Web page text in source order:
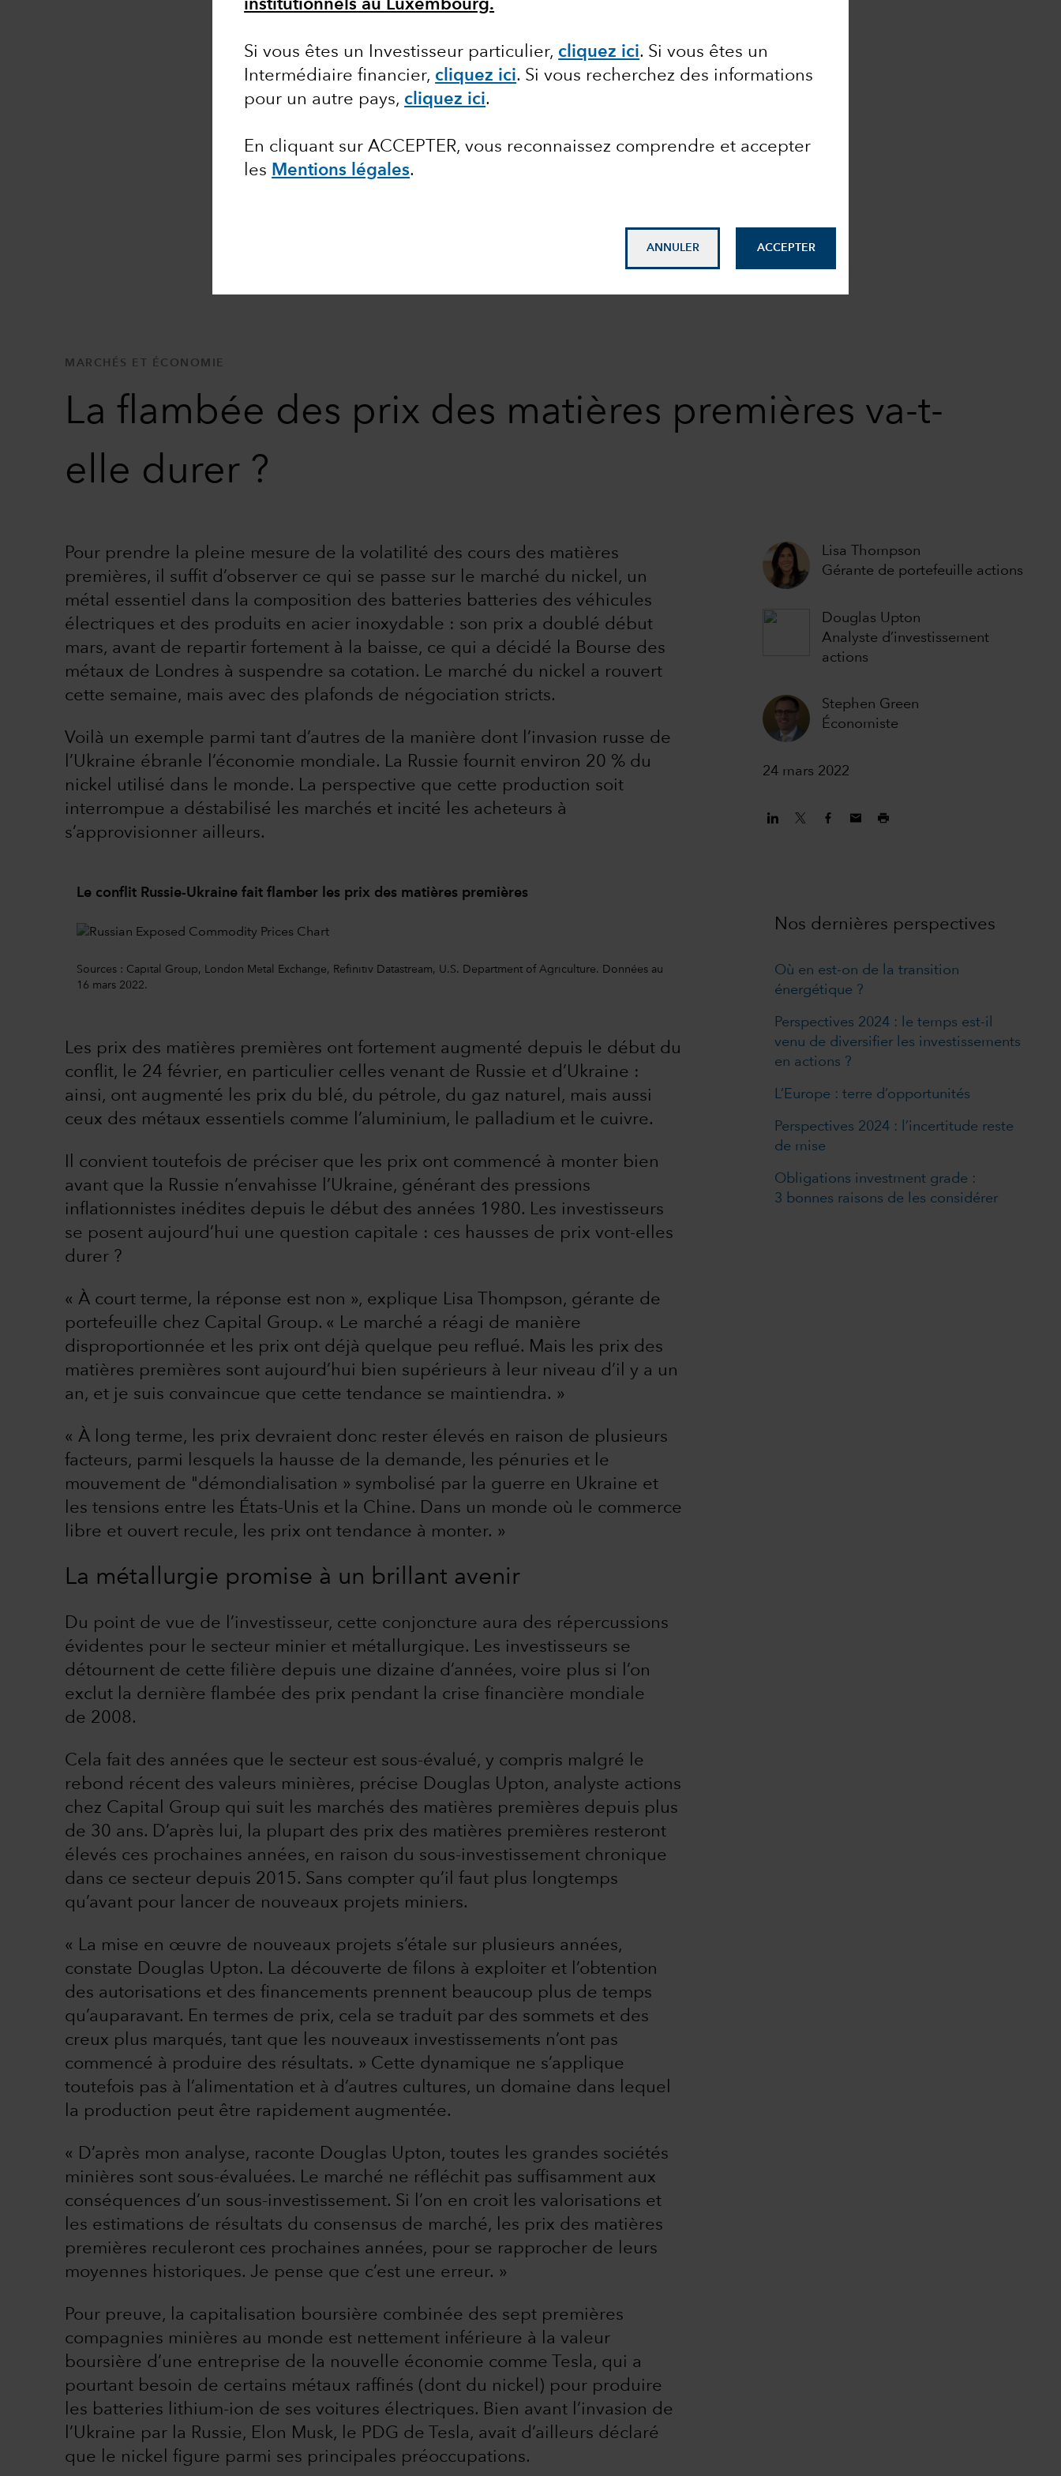
institutionnels au Luxembourg.
Si vous êtes un Investisseur particulier, cliquez ici. Si vous êtes un
Intermédiaire financier, cliquez ici. Si vous recherchez des informations
pour un autre pays, cliquez ici.
En cliquant sur ACCEPTER, vous reconnaissez comprendre et accepter
les Mentions légales.
ANNULER ACCEPTER
MARCHÉS ET ÉCONOMIE
La flambée des prix des matières premières va-t-
elle durer ?
Lisa Thompson
Gérante de portefeuille actions
Douglas Upton
Analyste d’investissement
actions
Stephen Green
Économiste
24 mars 2022
Pour prendre la pleine mesure de la volatilité des cours des matières
premières, il suffit d’observer ce qui se passe sur le marché du nickel, un
métal essentiel dans la composition des batteries batteries des véhicules
électriques et des produits en acier inoxydable : son prix a doublé début
mars, avant de repartir fortement à la baisse, ce qui a décidé la Bourse des
métaux de Londres à suspendre sa cotation. Le marché du nickel a rouvert
cette semaine, mais avec des plafonds de négociation stricts.
Voilà un exemple parmi tant d’autres de la manière dont l’invasion russe de
l’Ukraine ébranle l’économie mondiale. La Russie fournit environ 20 % du
nickel utilisé dans le monde. La perspective que cette production soit
interrompue a déstabilisé les marchés et incité les acheteurs à
s’approvisionner ailleurs.
Le conflit Russie-Ukraine fait flamber les prix des matières premières
Sources : Capital Group, London Metal Exchange, Refinitiv Datastream, U.S. Department of Agriculture. Données au
16 mars 2022.
Les prix des matières premières ont fortement augmenté depuis le début du
conflit, le 24 février, en particulier celles venant de Russie et d’Ukraine :
ainsi, ont augmenté les prix du blé, du pétrole, du gaz naturel, mais aussi
ceux des métaux essentiels comme l’aluminium, le palladium et le cuivre.
Il convient toutefois de préciser que les prix ont commencé à monter bien
avant que la Russie n’envahisse l’Ukraine, générant des pressions
inflationnistes inédites depuis le début des années 1980. Les investisseurs
se posent aujourd’hui une question capitale : ces hausses de prix vont-elles
durer ?
« À court terme, la réponse est non », explique Lisa Thompson, gérante de
portefeuille chez Capital Group. « Le marché a réagi de manière
disproportionnée et les prix ont déjà quelque peu reflué. Mais les prix des
matières premières sont aujourd’hui bien supérieurs à leur niveau d’il y a un
an, et je suis convaincue que cette tendance se maintiendra. »
« À long terme, les prix devraient donc rester élevés en raison de plusieurs
facteurs, parmi lesquels la hausse de la demande, les pénuries et le
mouvement de "démondialisation » symbolisé par la guerre en Ukraine et
les tensions entre les États-Unis et la Chine. Dans un monde où le commerce
libre et ouvert recule, les prix ont tendance à monter. »
La métallurgie promise à un brillant avenir
Du point de vue de l’investisseur, cette conjoncture aura des répercussions
évidentes pour le secteur minier et métallurgique. Les investisseurs se
détournent de cette filière depuis une dizaine d’années, voire plus si l’on
exclut la dernière flambée des prix pendant la crise financière mondiale
de 2008.
Cela fait des années que le secteur est sous-évalué, y compris malgré le
rebond récent des valeurs minières, précise Douglas Upton, analyste actions
chez Capital Group qui suit les marchés des matières premières depuis plus
de 30 ans. D’après lui, la plupart des prix des matières premières resteront
élevés ces prochaines années, en raison du sous-investissement chronique
dans ce secteur depuis 2015. Sans compter qu’il faut plus longtemps
qu’avant pour lancer de nouveaux projets miniers.
« La mise en œuvre de nouveaux projets s’étale sur plusieurs années,
constate Douglas Upton. La découverte de filons à exploiter et l’obtention
des autorisations et des financements prennent beaucoup plus de temps
qu’auparavant. En termes de prix, cela se traduit par des sommets et des
creux plus marqués, tant que les nouveaux investissements n’ont pas
commencé à produire des résultats. » Cette dynamique ne s’applique
toutefois pas à l’alimentation et à d’autres cultures, un domaine dans lequel
la production peut être rapidement augmentée.
« D’après mon analyse, raconte Douglas Upton, toutes les grandes sociétés
minières sont sous-évaluées. Le marché ne réfléchit pas suffisamment aux
conséquences d’un sous-investissement. Si l’on en croit les valorisations et
les estimations de résultats du consensus de marché, les prix des matières
premières reculeront ces prochaines années, pour se rapprocher de leurs
moyennes historiques. Je pense que c’est une erreur. »
Pour preuve, la capitalisation boursière combinée des sept premières
compagnies minières au monde est nettement inférieure à la valeur
boursière d’une entreprise de la nouvelle économie comme Tesla, qui a
pourtant besoin de certains métaux raffinés (dont du nickel) pour produire
les batteries lithium-ion de ses voitures électriques. Bien avant l’invasion de
l’Ukraine par la Russie, Elon Musk, le PDG de Tesla, avait d’ailleurs déclaré
que le nickel figure parmi ses principales préoccupations.
Nos dernières perspectives
Où en est-on de la transition
énergétique ?
Perspectives 2024 : le temps est-il
venu de diversifier les investissements
en actions ?
L’Europe : terre d’opportunités
Perspectives 2024 : l’incertitude reste
de mise
Obligations investment grade :
3 bonnes raisons de les considérer